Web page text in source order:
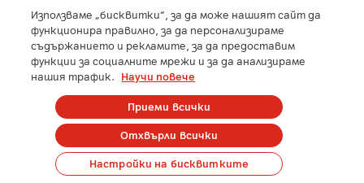
A1 Austria - A1 Croatia - A1 Serbia - A1 Belarus
A1 Bulgaria
- A1 Macedonia - A1 Slovenia
A1 Digital
- Member of A1 Group
Copyright © 2025 А1 България. | Protected by reCAPTCHA
Сметка Общи условия
Управление на лични данни
Карти на покритие Профилактики и аварии
Използваме „бисквитки“, за да може нашият сайт да
функционира правилно, за да персонализираме
съдържанието и рекламите, за да предоставим
функции за социалните мрежи и за да анализираме
нашия трафик.
Научи повече
Настройки на бисквитките
Отхвърли всички
Приеми всички